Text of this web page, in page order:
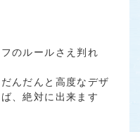
のルールさえ判れ
んだんと高度なデザ
、絶対に出来ます